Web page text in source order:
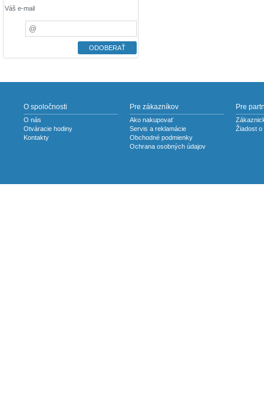
Váš e-mail
O spoločnosti
O nás
Otváracie hodiny
Kontakty
Pre zákazníkov
Ako nakupovať
Servis a reklamácie
Obchodné podmienky
Ochrana osobných údajov
Pre
Žiadost